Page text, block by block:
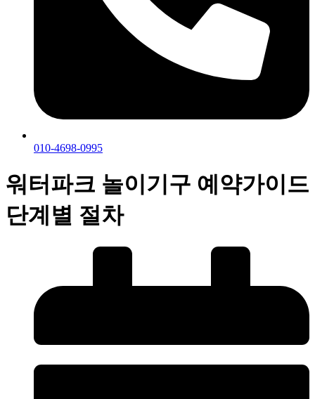
010-4698-0995
워터파크 놀이기구 예약가이드
단계별 절차